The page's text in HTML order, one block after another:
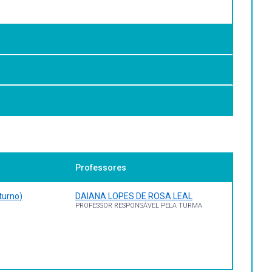
Construir modelos para a prática de atividades
1996.
Artmed, 2009.
Professores
DAIANA LOPES DE ROSA LEAL
PROFESSOR RESPONSÁVEL PELA TURMA